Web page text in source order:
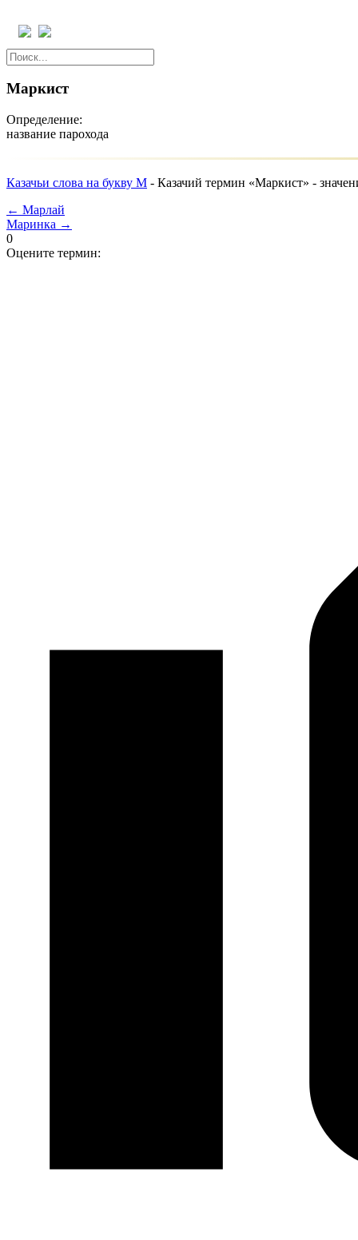
Маркист
Определение:
название парохода
Казачьи слова на букву М - Казачий термин «Маркист» -
← Марлай
Маринка →
0
Оцените термин: